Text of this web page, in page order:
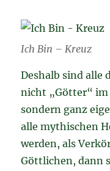
Ich Bin – Kreuz
Deshalb sind alle
nicht „Götter“
sondern ganz
alle mythischen
werden, als
Göttlichen, dann